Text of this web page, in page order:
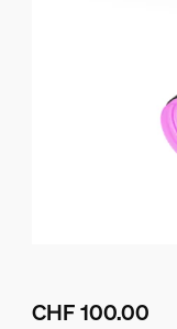
CHF 100.00